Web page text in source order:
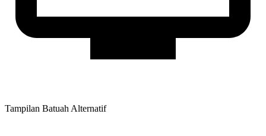
Tampilan Batuah Alternatif